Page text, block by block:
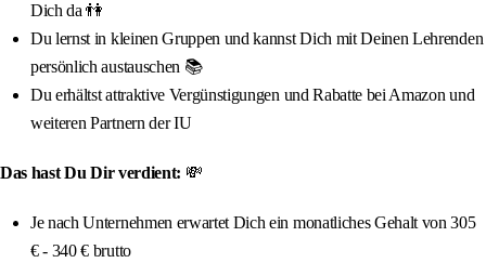
Dich da 👫
Du lernst in kleinen Gruppen und kannst Dich mit Deinen Lehrenden
persönlich austauschen 📚
Du erhältst attraktive Vergünstigungen und Rabatte bei Amazon und
weiteren Partnern der IU
Das hast Du Dir verdient: 💸
Je nach Unternehmen erwartet Dich ein monatliches Gehalt von 305
€ - 340 € brutto